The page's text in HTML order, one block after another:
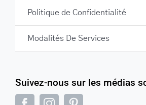
Suivez-nous sur les médias
Politique de Confidentialité
Modalités De Services